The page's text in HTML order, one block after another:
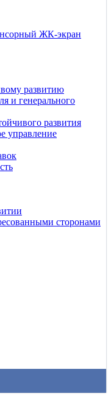
ЖК-экран
развитию
и генерального
развития
управление
сторонами